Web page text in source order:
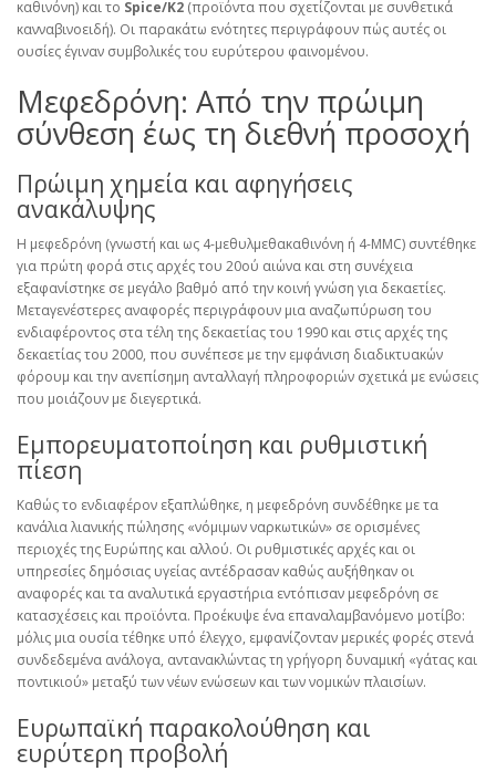
καθινόνη) και το Spice/K2 (προϊόντα που σχετίζονται με συνθετικά
κανναβινοειδή). Οι παρακάτω ενότητες περιγράφουν πώς αυτές οι
ουσίες έγιναν συμβολικές του ευρύτερου φαινομένου.
Μεφεδρόνη: Από την πρώιμη
σύνθεση έως τη διεθνή προσοχή
Πρώιμη χημεία και αφηγήσεις
ανακάλυψης
Η μεφεδρόνη (γνωστή και ως 4-μεθυλμεθακαθινόνη ή 4-MMC) συντέθηκε
για πρώτη φορά στις αρχές του 20ού αιώνα και στη συνέχεια
εξαφανίστηκε σε μεγάλο βαθμό από την κοινή γνώση για δεκαετίες.
Μεταγενέστερες αναφορές περιγράφουν μια αναζωπύρωση του
ενδιαφέροντος στα τέλη της δεκαετίας του 1990 και στις αρχές της
δεκαετίας του 2000, που συνέπεσε με την εμφάνιση διαδικτυακών
φόρουμ και την ανεπίσημη ανταλλαγή πληροφοριών σχετικά με ενώσεις
που μοιάζουν με διεγερτικά.
Εμπορευματοποίηση και ρυθμιστική
πίεση
Καθώς το ενδιαφέρον εξαπλώθηκε, η μεφεδρόνη συνδέθηκε με τα
κανάλια λιανικής πώλησης «νόμιμων ναρκωτικών» σε ορισμένες
περιοχές της Ευρώπης και αλλού. Οι ρυθμιστικές αρχές και οι
υπηρεσίες δημόσιας υγείας αντέδρασαν καθώς αυξήθηκαν οι
αναφορές και τα αναλυτικά εργαστήρια εντόπισαν μεφεδρόνη σε
κατασχέσεις και προϊόντα. Προέκυψε ένα επαναλαμβανόμενο μοτίβο:
μόλις μια ουσία τέθηκε υπό έλεγχο, εμφανίζονταν μερικές φορές στενά
συνδεδεμένα ανάλογα, αντανακλώντας τη γρήγορη δυναμική «γάτας και
ποντικιού» μεταξύ των νέων ενώσεων και των νομικών πλαισίων.
Ευρωπαϊκή παρακολούθηση και
ευρύτερη προβολή